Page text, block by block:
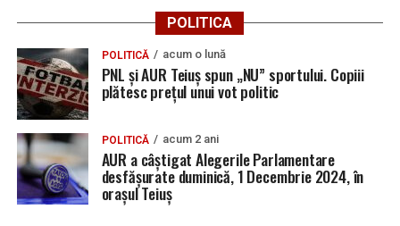
POLITICA
POLITICĂ acum o lună
PNL și AUR Teiuș spun „NU” sportului. Copiii
plătesc prețul unui vot politic
POLITICĂ acum 2 ani
AUR a câștigat Alegerile Parlamentare
desfășurate duminică, 1 Decembrie 2024, în
orașul Teiuș